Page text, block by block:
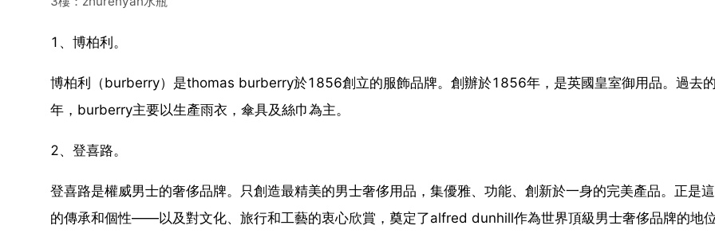
1、博柏利。
博柏利（burberry）是thomas burberry於1856創立的服飾品牌。創辦於1856年，是英國皇室御用品。過去
年，burberry主要以生產雨衣，傘具及絲巾為主。
2、登喜路。
登喜路是權威男士的奢侈品牌。只創造最精美的男士奢侈用品，集優雅、功能、創新於一身的完美產品。正是
的傳承和個性——以及對文化、旅行和工藝的衷心欣賞，奠定了alfred dunhill作為世界頂級男士奢侈品牌的地